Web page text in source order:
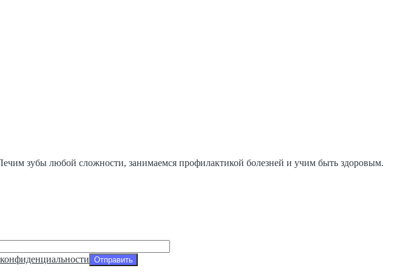
зубы любой сложности, занимаемся профилактикой болезней и учим быть здоровым.